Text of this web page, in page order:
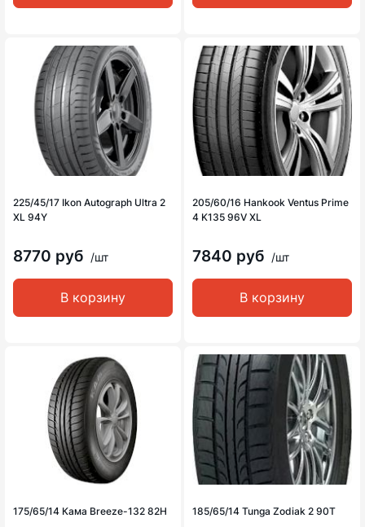
225/45/17 Ikon Autograph Ultra 2
XL 94Y
8770 руб /шт
В корзину
205/60/16 Hankook Ventus Prime
4 K135 96V XL
7840 руб /шт
В корзину
175/65/14 Кама Breeze-132 82H 185/65/14 Tunga Zodiak 2 90T